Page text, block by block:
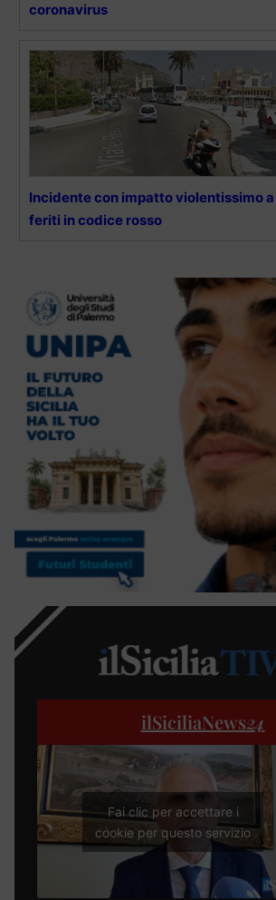
coronavirus
Incidente con impatto violentissimo
feriti in codice rosso
ilSiciliaNews24
Fai clic per accettare i
cookie per questo servizio